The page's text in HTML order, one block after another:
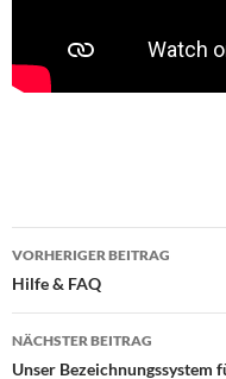
VORHERIGER BEITRAG
Hilfe & FAQ
NÄCHSTER BEITRAG
Unser Bezeichnungssystem